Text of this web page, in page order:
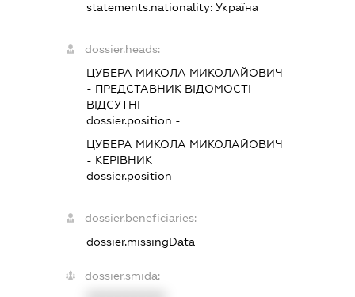
statements.nationality: Україна
dossier.heads:
ЦУБЕРА МИКОЛА МИКОЛАЙОВИЧ
- ПРЕДСТАВНИКВІДОМОСТІ
ВІДСУТНІ
dossier.position -
ЦУБЕРА МИКОЛА МИКОЛАЙОВИЧ
- КЕРІВНИК
dossier.position -
dossier.beneficiaries:
dossier.missingData
dossier.smida: